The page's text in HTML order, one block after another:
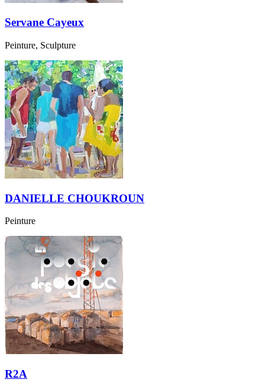
Servane Cayeux
Peinture, Sculpture
DANIELLE CHOUKROUN
Peinture
R2A